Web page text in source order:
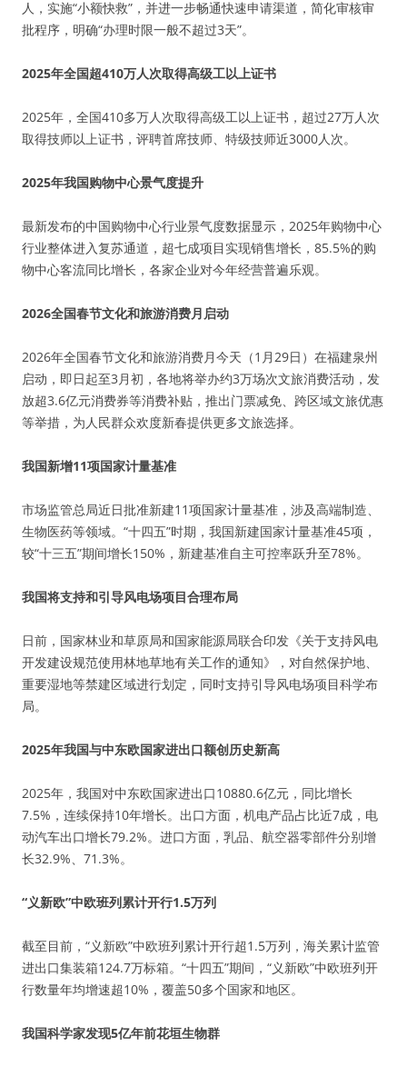
人，实施“小额快救”，并进一步畅通快速申请渠道，简化审核审
批程序，明确“办理时限一般不超过3天”。
2025年全国超410万人次取得高级工以上证书
2025年，全国410多万人次取得高级工以上证书，超过27万人次
取得技师以上证书，评聘首席技师、特级技师近3000人次。
2025年我国购物中心景气度提升
最新发布的中国购物中心行业景气度数据显示，2025年购物中心
行业整体进入复苏通道，超七成项目实现销售增长，85.5%的购
物中心客流同比增长，各家企业对今年经营普遍乐观。
2026全国春节文化和旅游消费月启动
2026年全国春节文化和旅游消费月今天（1月29日）在福建泉州
启动，即日起至3月初，各地将举办约3万场次文旅消费活动，发
放超3.6亿元消费券等消费补贴，推出门票减免、跨区域文旅优惠
等举措，为人民群众欢度新春提供更多文旅选择。
我国新增11项国家计量基准
市场监管总局近日批准新建11项国家计量基准，涉及高端制造、
生物医药等领域。“十四五”时期，我国新建国家计量基准45项，
较“十三五”期间增长150%，新建基准自主可控率跃升至78%。
我国将支持和引导风电场项目合理布局
日前，国家林业和草原局和国家能源局联合印发《关于支持风电
开发建设规范使用林地草地有关工作的通知》，对自然保护地、
重要湿地等禁建区域进行划定，同时支持引导风电场项目科学布
局。
2025年我国与中东欧国家进出口额创历史新高
2025年，我国对中东欧国家进出口10880.6亿元，同比增长
7.5%，连续保持10年增长。出口方面，机电产品占比近7成，电
动汽车出口增长79.2%。进口方面，乳品、航空器零部件分别增
长32.9%、71.3%。
“义新欧”中欧班列累计开行1.5万列
截至目前，“义新欧”中欧班列累计开行超1.5万列，海关累计监管
进出口集装箱124.7万标箱。“十四五”期间，“义新欧”中欧班列开
行数量年均增速超10%，覆盖50多个国家和地区。
我国科学家发现5亿年前花垣生物群